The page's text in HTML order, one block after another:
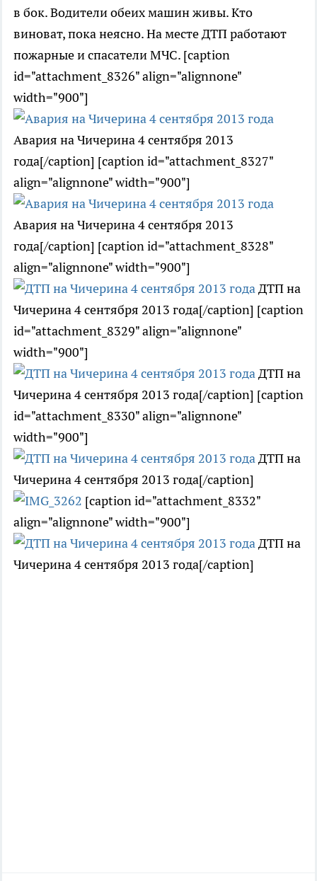
в бок. Водители обеих машин живы. Кто
виноват, пока неясно. На месте ДТП работают
пожарные и спасатели МЧС. [caption
id="attachment_8326" align="alignnone"
width="900"]
Авария на Чичерина 4 сентября 2013
года[/caption] [caption id="attachment_8327"
align="alignnone" width="900"]
Авария на Чичерина 4 сентября 2013
года[/caption] [caption id="attachment_8328"
align="alignnone" width="900"]
ДТП на
Чичерина 4 сентября 2013 года[/caption] [caption
id="attachment_8329" align="alignnone"
width="900"]
ДТП на
Чичерина 4 сентября 2013 года[/caption] [caption
id="attachment_8330" align="alignnone"
width="900"]
ДТП на
Чичерина 4 сентября 2013 года[/caption]
[caption id="attachment_8332"
align="alignnone" width="900"]
ДТП на
Чичерина 4 сентября 2013 года[/caption]